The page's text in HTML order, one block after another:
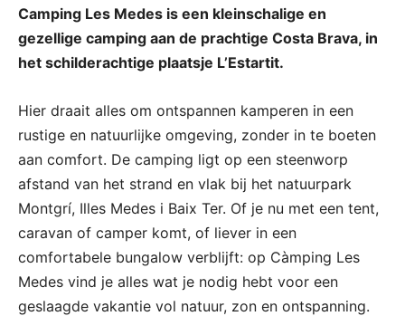
Camping Les Medes is een kleinschalige en
gezellige camping aan de prachtige Costa Brava, in
het schilderachtige plaatsje L’Estartit.
Hier draait alles om ontspannen kamperen in een
rustige en natuurlijke omgeving, zonder in te boeten
aan comfort. De camping ligt op een steenworp
afstand van het strand en vlak bij het natuurpark
Montgrí, Illes Medes i Baix Ter. Of je nu met een tent,
caravan of camper komt, of liever in een
comfortabele bungalow verblijft: op Càmping Les
Medes vind je alles wat je nodig hebt voor een
geslaagde vakantie vol natuur, zon en ontspanning.